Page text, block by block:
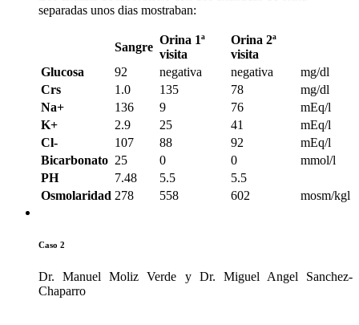
separadas unos dias mostraban:
Sangre
Orina 1ª
visita
Orina 2ª
visita
Glucosa
92 negativa negativa
mg/dl
Crs
1.0 135 78
mg/dl
Na+
136 9 76
mEq/l
K+
2.9 25 41
mEq/l
Cl-
107 88 92
mEq/l
Bicarbonato 25 0 0
mmol/l
PH
7.48 5.5
5.5
Osmolaridad 278 558 602 mosm/kgl
Caso 2
Dr. Manuel Moliz Verde y Dr. Miguel Angel Sanchez-
Chaparro